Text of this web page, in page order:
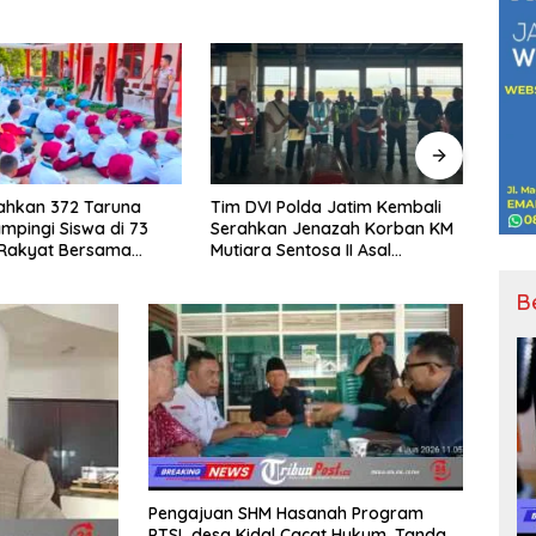
Jatim Kembali
Jenazah Korban KM
II Asal
Sinergi untuk Wong Cilik, GMBI
Gresik dan Wong Bodho
Satukan Langkah dalam Ngaji
Pengajuan SHM Hasanah Program